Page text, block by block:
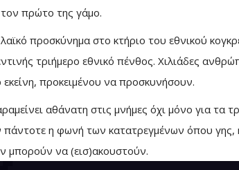
πρώτο της γάμο.
προσκύνημα στο κτήριο του εθνικού
τριήμερο εθνικό πένθος. Χιλιάδες
προκειμένου να προσκυνήσουν.
αθάνατη στις μνήμες όχι μόνο για τα
πάντοτε η φωνή των κατατρεγμένων όπου
μπορούν να (εισ)ακουστούν.